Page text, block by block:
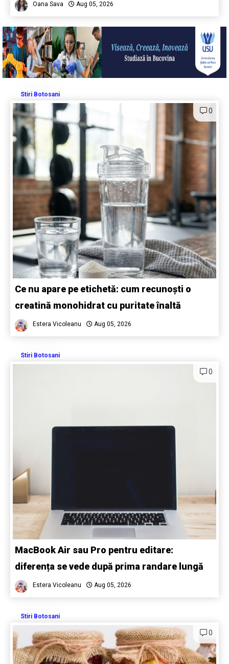
Oana Sava Aug 05, 2026
Stiri Botosani
0
Ce nu apare pe etichetă: cum recunoști o
creatină monohidrat cu puritate înaltă
Estera Vicoleanu Aug 05, 2026
Stiri Botosani
0
MacBook Air sau Pro pentru editare:
diferența se vede după prima randare lungă
Estera Vicoleanu Aug 05, 2026
Stiri Botosani
0